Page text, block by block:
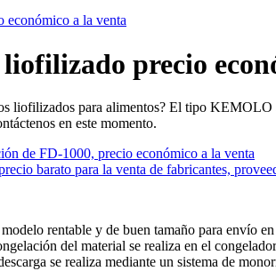
precio
liofilizados para alimentos? El tipo
en este momento.
de FD-1000, precio económico a la venta
barato para la venta de fabricantes,
rentable y de buen tamaño para envío
del material se realiza en el
se realiza mediante un sistema de